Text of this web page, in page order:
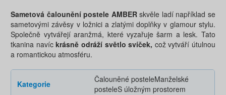
Sametová čalounění postele AMBERskvěle ladí například se
sametovými závěsy v ložnici a zlatými doplňky v glamour stylu.
Společně vytvářejí aranžmá, které vyzařuje šarm a lesk. Tato
tkanina navíckrásně odráží světlo svíček, což vytváří útulnou
a romantickou atmosféru.
Kategorie Čalouněné posteleManželské
posteleS úložným prostorem